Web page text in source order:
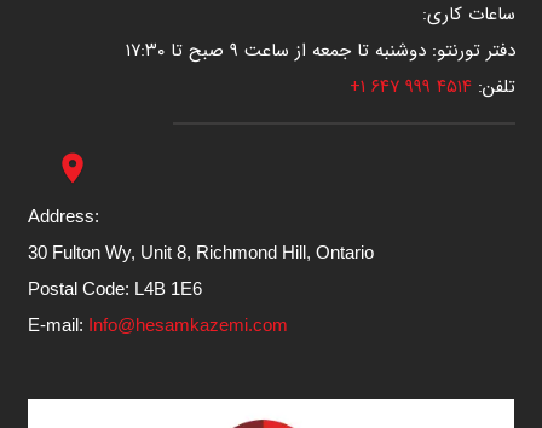
ساعات کاری:
دفتر تورنتو: دوشنبه تا جمعه از ساعت ۹ صبح تا ۱۷:۳۰
تلفن:۴۵۱۴ ۹۹۹ ۶۴۷ ۱+
place
Address:
30 Fulton Wy, Unit 8, Richmond Hill, Ontario
Postal Code: L4B 1E6
E-mail: Info@hesamkazemi.com